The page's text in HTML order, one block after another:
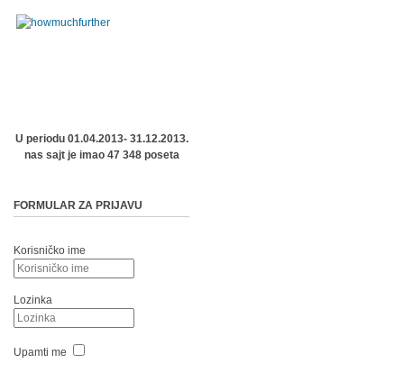
U periodu 01.04.2013- 31.12.2013.
nas sajt je imao 47 348 poseta
FORMULAR ZA PRIJAVU
Korisničko ime
Lozinka
Upamti me